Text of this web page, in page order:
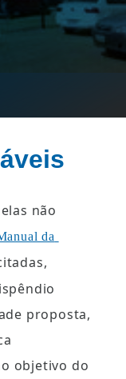
não
da
proposta,
objetivo do